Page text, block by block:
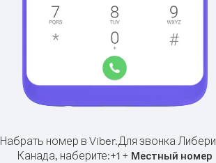
Набрать номер в Viber.Для звонка
Канада, наберите:+1 + Местный номер